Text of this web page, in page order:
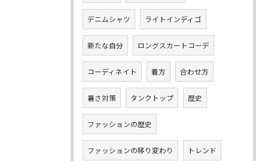
デニムシャツ ライトインディゴ
新たな自分 ロングスカートコーデ
コーディネイト 着方 合わせ方
暑さ対策 タンクトップ 歴史
ファッションの歴史
ファッションの移り変わり トレンド